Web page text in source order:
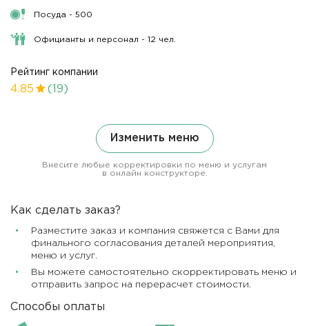
Посуда - 500
Официанты и персонал - 12 чел.
Рейтинг компании
4.85 (19)
Изменить меню
Внесите любые корректировки по меню и услугам
в онлайн конструкторе.
Как сделать заказ?
Разместите заказ и компания свяжется с Вами для
финального согласования деталей мероприятия,
меню и услуг.
Вы можете самостоятельно скорректировать меню и
отправить запрос на перерасчет стоимости.
Способы оплаты